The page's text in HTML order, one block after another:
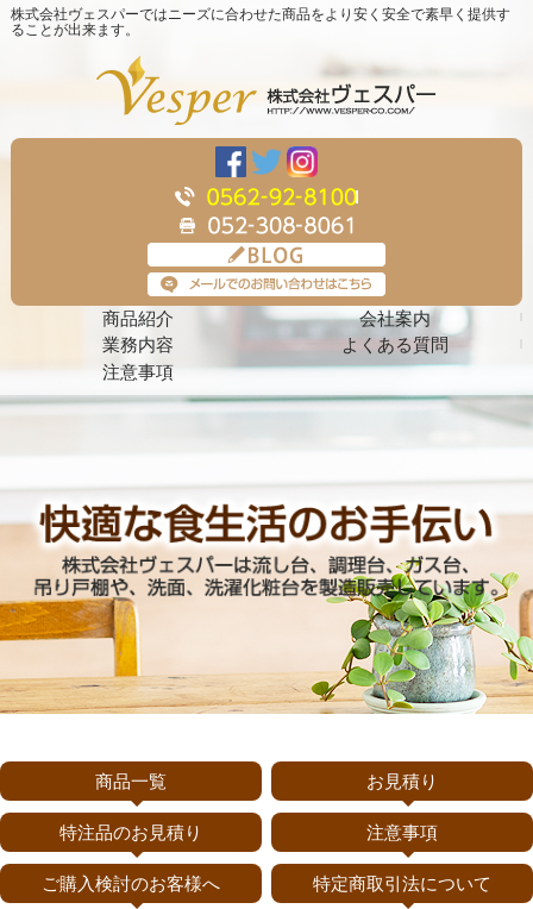
株式会社ヴェスパーではニーズに合わせた商品をより安く安全で素早く提供す
ることが出来ます。
商品紹介
会社案内
業務内容
よくある質問
注意事項
商品一覧 お見積り
特注品のお見積り 注意事項
ご購入検討のお客様へ 特定商取引法について